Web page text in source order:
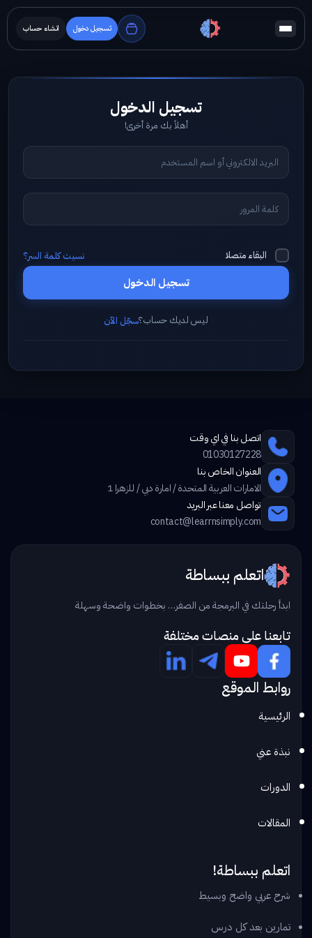
تسجيل دخول انشاء حساب
أهلاً بك مرة أخرى!
البقاء متصلا نسيت كلمة السر؟
تسجيل الدخول
ليس لديك حساب؟سجّل الآن
اتصل بنا في اي وقت
01030127228
العنوان الخاص بنا
الامارات العربية المتحدة / امارة دبي / للزهرا 1
تواصل معنا عبر البريد
contact@learrnsimply.com
اتعلم ببساطة
ابدأ رحلتك في البرمجة من الصفر… بخطوات واضحة وسهلة
تابعنا علي منصات مختلفة
روابط الموقع
الرئيسية
نبذة عني
الدورات
المقالات
اتعلم ببساطة!
شرح عربي واضح وبسيط
تمارين بعد كل درس